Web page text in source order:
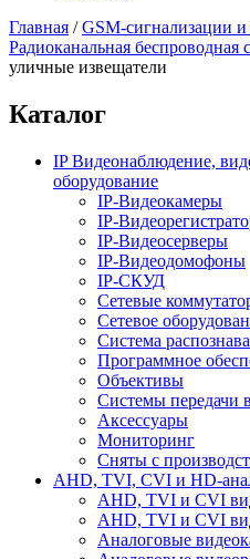
Главная /GSM-сигнализации
Радиоканальная беспроводная
уличные извещатели
Каталог
IP Видеонаблюдение,
оборудование
IP-Видеокамеры
IP-
IP-Видеосерверы
IP-Видеодомофоны
IP-СКУД
Сетевые
Сетевое
Система
Программное
Объективы
Системы передачи
Аксессуары
Мониторинг
Сняты с
AHD, TVI, CVI и HD-
AHD, TVI и CVI
AHD, TVI и CVI
Аналоговые